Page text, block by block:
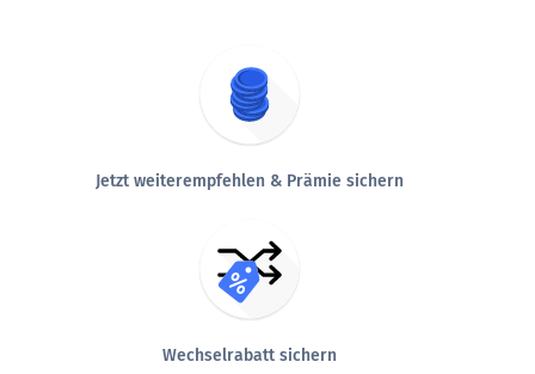
Jetzt weiterempfehlen & Prämie sichern
Wechselrabatt sichern